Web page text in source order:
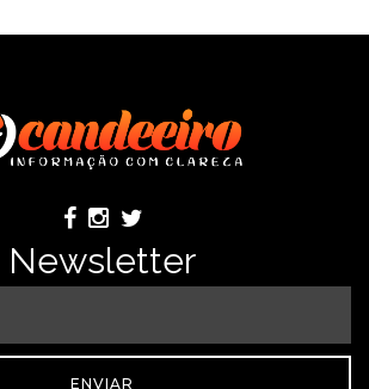
Newsletter
ENVIAR